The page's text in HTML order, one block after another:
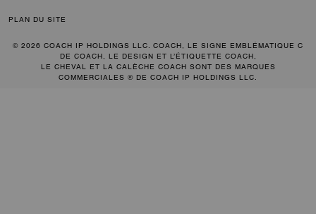
PLAN DU SITE
© 2026 COACH IP HOLDINGS LLC. COACH, LE SIGNE EMBLÉMATIQUE C
DE COACH, LE DESIGN ET L’ÉTIQUETTE COACH,
LE CHEVAL ET LA CALÈCHE COACH SONT DES MARQUES
COMMERCIALES ® DE COACH IP HOLDINGS LLC.